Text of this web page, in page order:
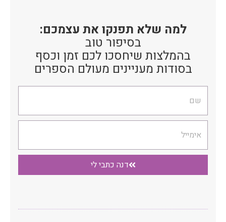
למה שלא תפנקו את עצמכם:
בסיפור טוב
בהמלצות שיחסכו לכם זמן וכסף
בסודות מעניינים מעולם הספרים
דנה כתבי לי